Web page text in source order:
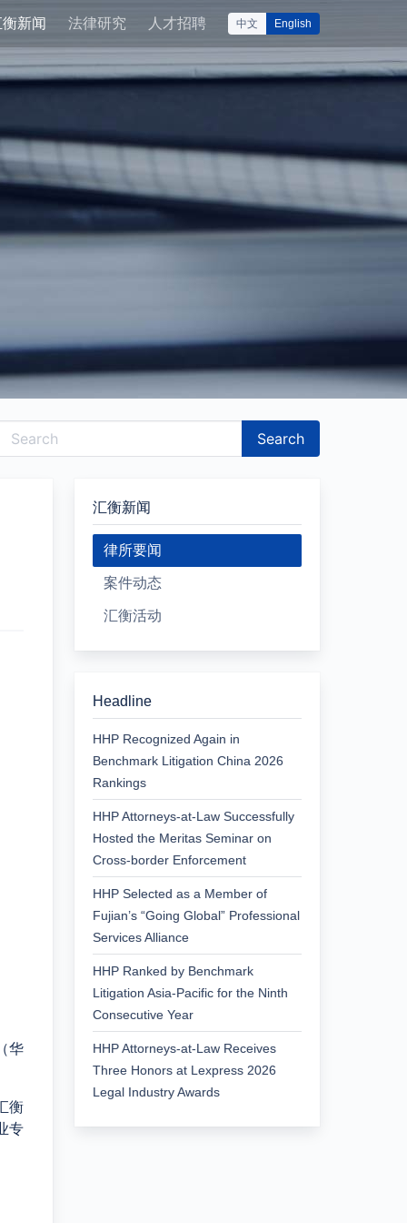
新闻 法律研究 人才招聘 中文 English
Search
华
衡
专
汇衡新闻
律所要闻
案件动态
汇衡活动
Headline
HHP Recognized Again in
Benchmark Litigation China 2026
Rankings
HHP Attorneys-at-Law Successfully
Hosted the Meritas Seminar on
Cross-border Enforcement
HHP Selected as a Member of
Fujian’s “Going Global” Professional
Services Alliance
HHP Ranked by Benchmark
Litigation Asia-Pacific for the Ninth
Consecutive Year
HHP Attorneys-at-Law Receives
Three Honors at Lexpress 2026
Legal Industry Awards